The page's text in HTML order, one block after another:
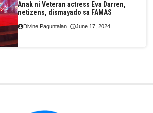
Anak ni Veteran actress Eva Darren,
netizens, dismayado sa FAMAS
Divine Paguntalan June 17, 2024